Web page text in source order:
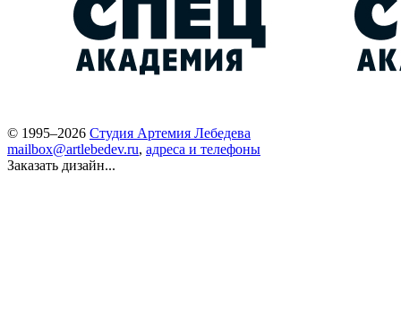
© 1995–2026 Студия Артемия Лебедева
mailbox@artlebedev.ru, адреса и телефоны
Заказать дизайн...